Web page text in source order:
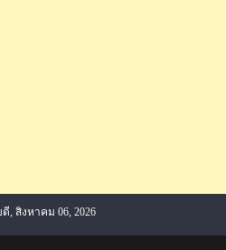
, สิงหาคม 06, 2026